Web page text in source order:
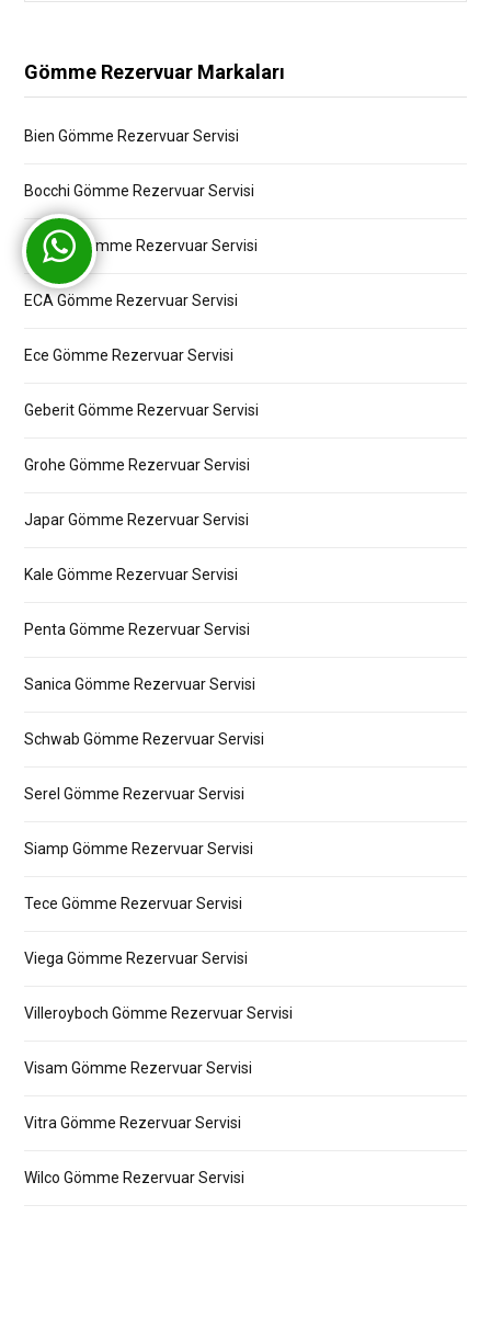
Gömme Rezervuar Markaları
Bien Gömme Rezervuar Servisi
Bocchi Gömme Rezervuar Servisi
Creavit Gömme Rezervuar Servisi
ECA Gömme Rezervuar Servisi
Ece Gömme Rezervuar Servisi
Geberit Gömme Rezervuar Servisi
Grohe Gömme Rezervuar Servisi
Japar Gömme Rezervuar Servisi
Kale Gömme Rezervuar Servisi
Penta Gömme Rezervuar Servisi
Sanica Gömme Rezervuar Servisi
Schwab Gömme Rezervuar Servisi
Serel Gömme Rezervuar Servisi
Siamp Gömme Rezervuar Servisi
Tece Gömme Rezervuar Servisi
Viega Gömme Rezervuar Servisi
Villeroyboch Gömme Rezervuar Servisi
Visam Gömme Rezervuar Servisi
Vitra Gömme Rezervuar Servisi
Wilco Gömme Rezervuar Servisi